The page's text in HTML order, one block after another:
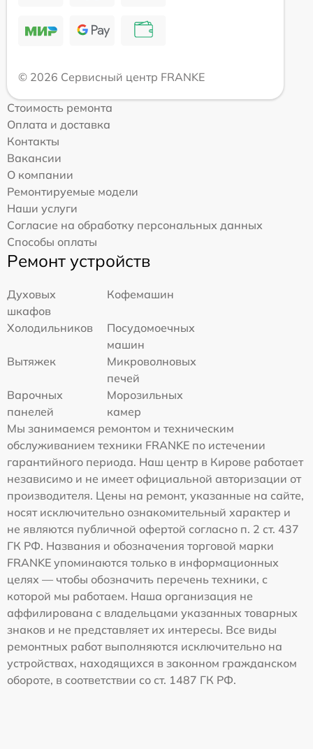
© 2026 Сервисный центр FRANKE
Стоимость ремонта
Оплата и доставка
Контакты
Вакансии
О компании
Ремонтируемые модели
Наши услуги
Согласие на обработку персональных данных
Способы оплаты
Ремонт устройств
Духовых
шкафов
Кофемашин
Холодильников
Посудомоечных
машин
Вытяжек
Микроволновых
печей
Варочных
панелей
Морозильных
камер
Мы занимаемся ремонтом и техническим
обслуживанием техники FRANKE по истечении
гарантийного периода. Наш центр в Кирове работает
независимо и не имеет официальной авторизации от
производителя. Цены на ремонт, указанные на сайте,
носят исключительно ознакомительный характер и
не являются публичной офертой согласно п. 2 ст. 437
ГК РФ. Названия и обозначения торговой марки
FRANKE упоминаются только в информационных
целях — чтобы обозначить перечень техники, с
которой мы работаем. Наша организация не
аффилирована с владельцами указанных товарных
знаков и не представляет их интересы. Все виды
ремонтных работ выполняются исключительно на
устройствах, находящихся в законном гражданском
обороте, в соответствии со ст. 1487 ГК РФ.